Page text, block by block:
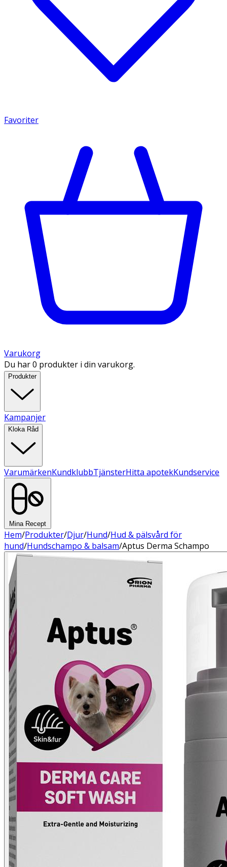
Favoriter
Varukorg
Du har 0 produkter i din varukorg.
Produkter
Kampanjer
Kloka Råd
VarumärkenKundklubbTjänsterHitta apotekKundservice
Mina Recept
Hem/Produkter/Djur/Hund/Hud & pälsvård för
hund/Hundschampo & balsam/Aptus Derma Schampo